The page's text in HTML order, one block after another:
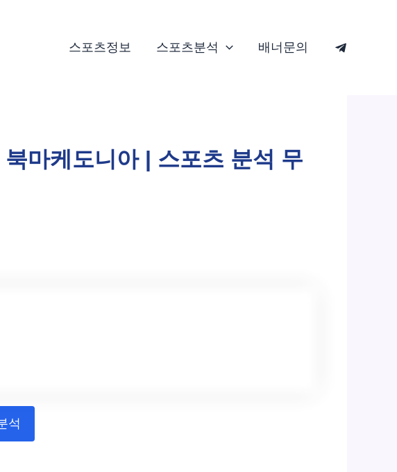
스포츠정보 스포츠분석 배너문의
마케도니아 | 스포츠 분석 무
석